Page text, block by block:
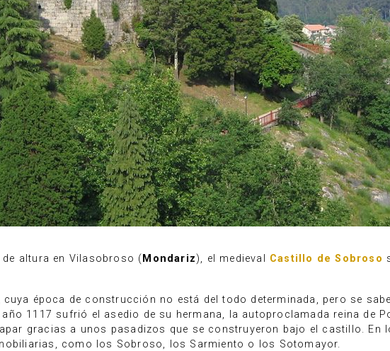
altura en Vilasobroso ( Mondariz), el medieval Castillo de Sobroso
época de construcción no está del todo determinada, pero se
1117 sufrió el asedio de su hermana, la autoproclamada reina de
gracias a unos pasadizos que se construyeron bajo el castillo. En
como los Sobroso, los Sarmiento o los Sotomayor.